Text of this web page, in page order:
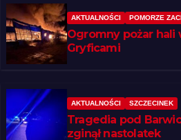
AKTUALNOŚCI POMORZE
Ogromny pożar hali
Gryficami
AKTUALNOŚCI SZCZECINEK
Tragedia pod
zginął nastolatek